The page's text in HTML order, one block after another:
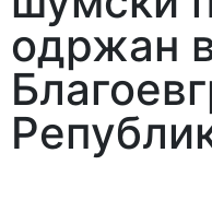
одржан